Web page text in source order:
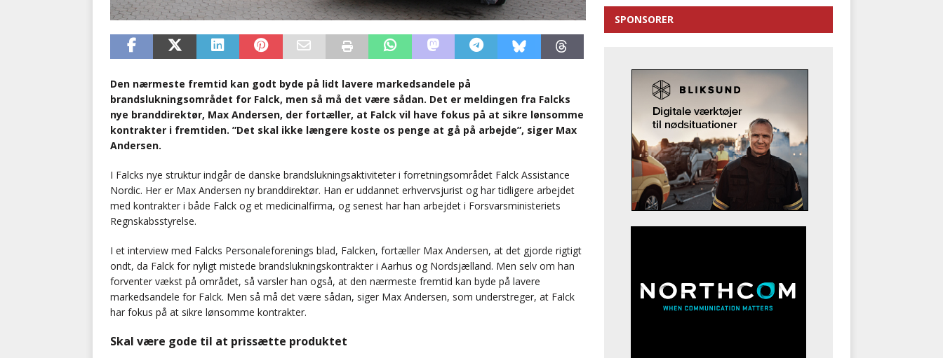
Den nærmeste fremtid kan godt byde på lidt lavere markedsandele på
brandslukningsområdet for Falck, men så må det være sådan. Det er meldingen fra Falcks
nye branddirektør, Max Andersen, der fortæller, at Falck vil have fokus på at sikre lønsomme
kontrakter i fremtiden. ”Det skal ikke længere koste os penge at gå på arbejde”, siger Max
Andersen.
I Falcks nye struktur indgår de danske brandslukningsaktiviteter i forretningsområdet Falck Assistance
Nordic. Her er Max Andersen ny branddirektør. Han er uddannet erhvervsjurist og har tidligere arbejdet
med kontrakter i både Falck og et medicinalfirma, og senest har han arbejdet i Forsvarsministeriets
Regnskabsstyrelse.
I et interview med Falcks Personaleforenings blad, Falcken, fortæller Max Andersen, at det gjorde rigtigt
ondt, da Falck for nyligt mistede brandslukningskontrakter i Aarhus og Nordsjælland. Men selv om han
forventer vækst på området, så varsler han også, at den nærmeste fremtid kan byde på lavere
markedsandele for Falck. Men så må det være sådan, siger Max Andersen, som understreger, at Falck
har fokus på at sikre lønsomme kontrakter.
Skal være gode til at prissætte produktet
SPONSORER